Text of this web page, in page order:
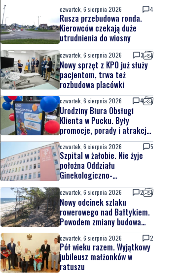
czwartek, 6 sierpnia 2026 4
Rusza przebudowa ronda.
Kierowców czekają duże
utrudnienia do wiosny
czwartek, 6 sierpnia 2026 3
Nowy sprzęt z KPO już służy
pacjentom, trwa też
rozbudowa placówki
czwartek, 6 sierpnia 2026 4
Urodziny Biura Obsługi
Klienta w Pucku. Były
promocje, porady i atrakcje
dla najmłodszych
czwartek, 6 sierpnia 2026 5
Szpital w żałobie. Nie żyje
położna Oddziału
Ginekologiczno-
Położniczego
czwartek, 6 sierpnia 2026 2
Nowy odcinek szlaku
rowerowego nad Bałtykiem.
Powodem zmiany budowa
elektrowni jądrowej
czwartek, 6 sierpnia 2026 2
Pół wieku razem. Wyjątkowy
jubileusz małżonków w
ratuszu